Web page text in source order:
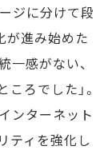
ジに分けて段
が進み始めた
一感がない、
ろでした」。
ンターネット
ティを強化し